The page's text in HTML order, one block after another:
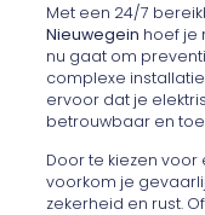
Met een 24/7
Nieuwegein hoef je
nu gaat om
complexe
ervoor dat je
betrouwbaar en
Door te kiezen
voorkom je
zekerheid en rust.